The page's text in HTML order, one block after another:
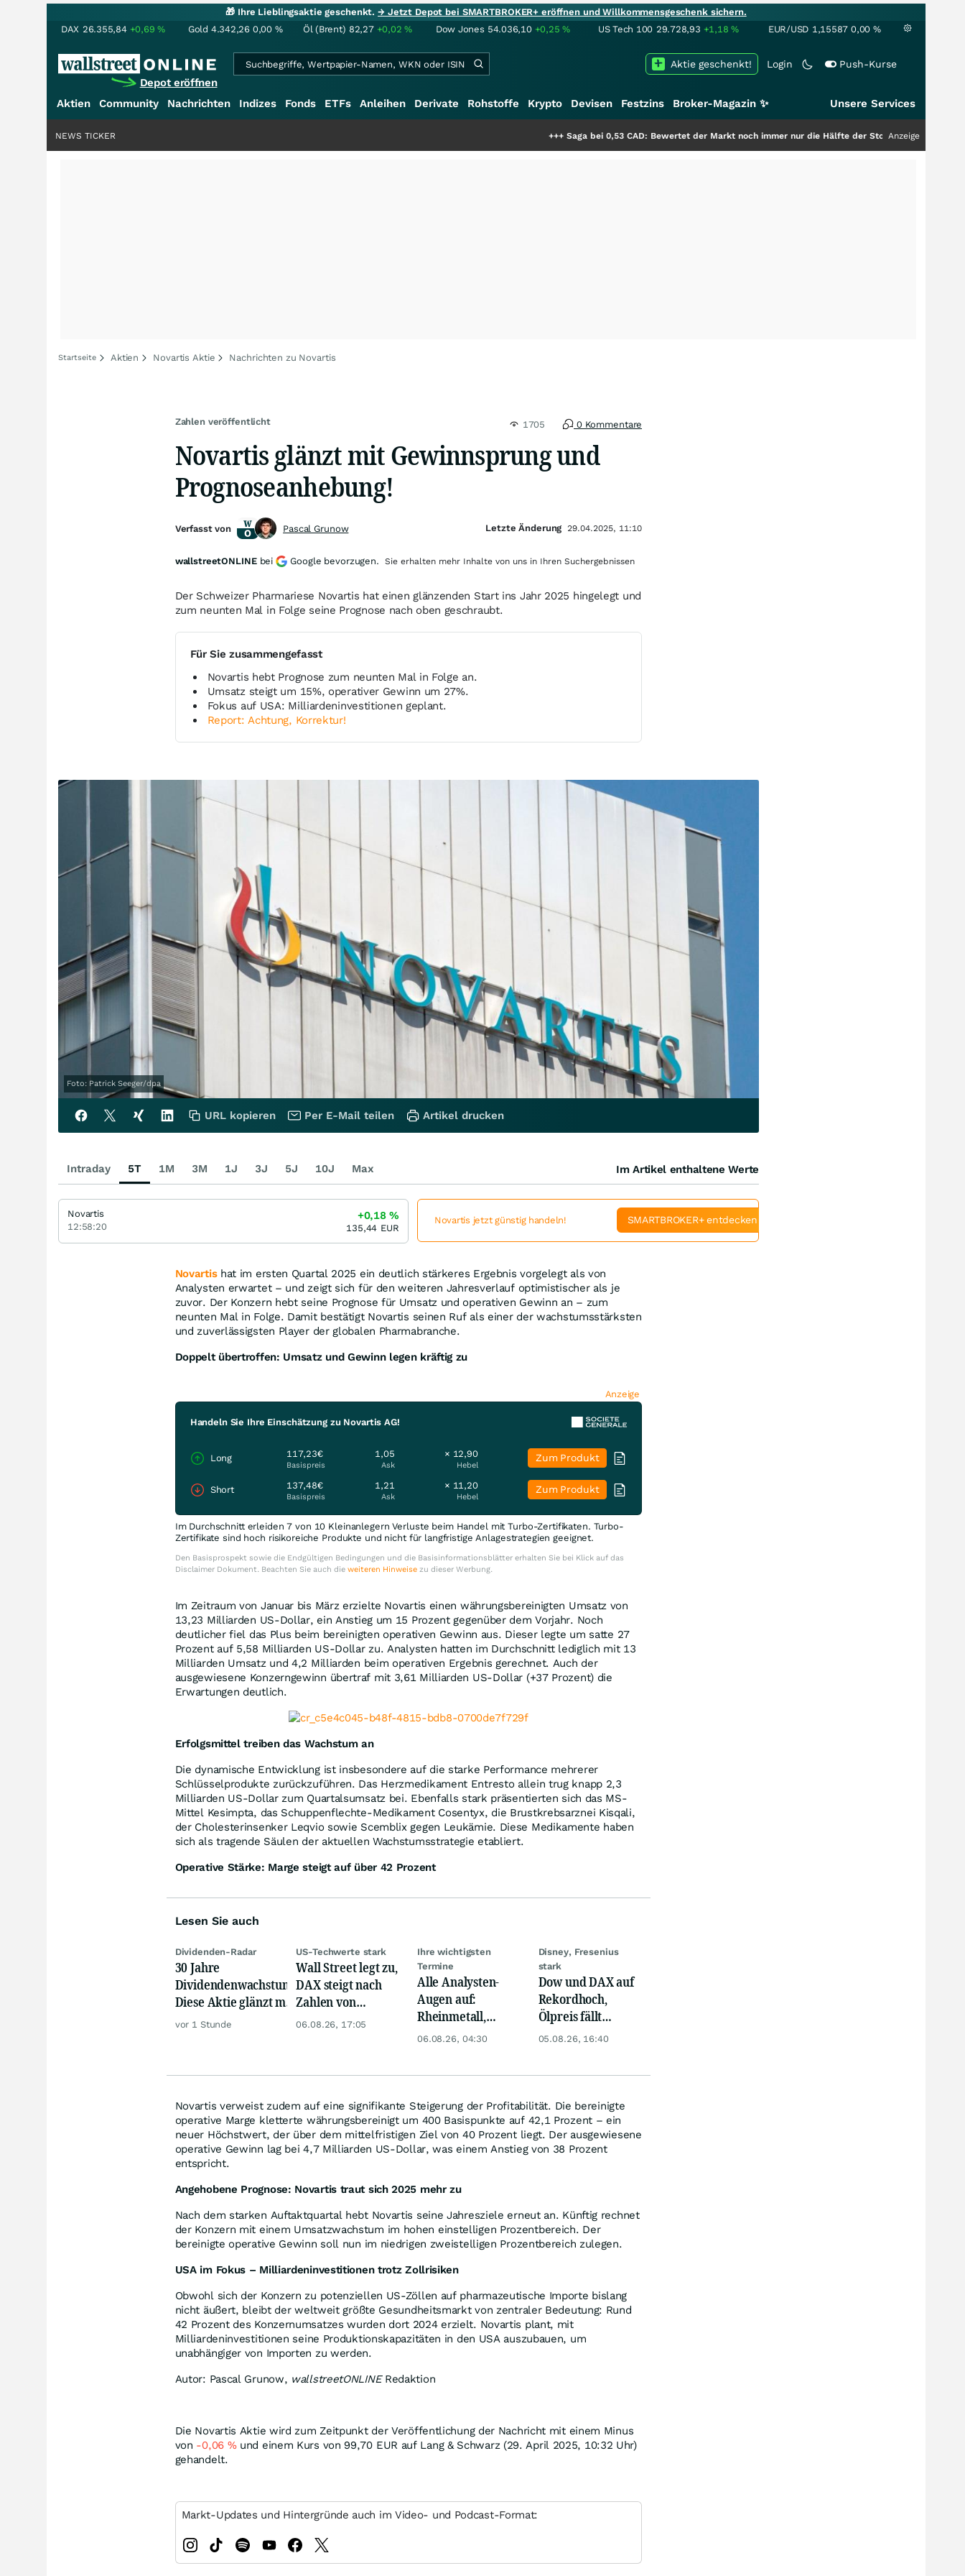
🎁 Ihre Lieblingsaktie geschenkt.→ Jetzt Depot bei SMARTBROKER+ eröffnen und Willkommensgeschenk sichern.
DAX 26.355,84 +0,69% Gold 4.342,26 0,00 % Öl (Brent) 82,27 +0,02% Dow Jones 54.036,10 +0,25% US Tech 100 29.728,93 +1,18% EUR/USD 1,15587 0,00 %
Depot eröffnen
Login Push-Kurse
Aktie geschenkt!
Aktien Community Nachrichten Indizes Fonds ETFs Anleihen Derivate Rohstoffe Krypto Devisen Festzins Broker-Magazin ✨ Unsere Services
Saga bei 0,53 CAD: Bewertet der Markt noch immer nur die Hälfte der Story?+++ Anzeige
NEWS TICKER
Startseite Aktien Novartis Aktie Nachrichten zu Novartis
Zahlen veröffentlicht 1705 0 Kommentare
Novartis glänzt mit Gewinnsprung und
Prognoseanhebung!
Der Schweizer Pharmariese Novartis hat einen glänzenden Start ins Jahr 2025 hingelegt und
zum neunten Mal in Folge seine Prognose nach oben geschraubt.
Für Sie zusammengefasst
Novartis hebt Prognose zum neunten Mal in Folge an.
Umsatz steigt um 15%, operativer Gewinn um 27%.
Fokus auf USA: Milliardeninvestitionen geplant.
Report: Achtung, Korrektur!
Foto: Patrick Seeger/dpa
Novartishat im ersten Quartal 2025 ein deutlich stärkeres Ergebnis vorgelegt als von
Analysten erwartet – und zeigt sich für den weiteren Jahresverlauf optimistischer als je
zuvor. Der Konzern hebt seine Prognose für Umsatz und operativen Gewinn an – zum
neunten Mal in Folge. Damit bestätigt Novartis seinen Ruf als einer der wachstumsstärksten
und zuverlässigsten Player der globalen Pharmabranche.
Doppelt übertroffen: Umsatz und Gewinn legen kräftig zu
Anzeige
Handeln Sie Ihre Einschätzung zu Novartis AG!
Long 117,23€
Basispreis
1,05
Ask
× 12,90
Hebel
Zum Produkt
Short 137,48€
Basispreis
1,21
Ask
× 11,20
Hebel
Zum Produkt
Im Durchschnitt erleiden 7 von 10 Kleinanlegern Verluste beim Handel mit Turbo-Zertifikaten. Turbo-
Zertifikate sind hoch risikoreiche Produkte und nicht für langfristige Anlagestrategien geeignet.
Den Basisprospekt sowie die Endgültigen Bedingungen und die Basisinformationsblätter erhalten Sie bei Klick auf das
Disclaimer Dokument. Beachten Sie auch die weiteren Hinweisezu dieser Werbung.
Im Zeitraum von Januar bis März erzielte Novartis einen währungsbereinigten Umsatz von
13,23 Milliarden US-Dollar, ein Anstieg um 15 Prozent gegenüber dem Vorjahr. Noch
deutlicher fiel das Plus beim bereinigten operativen Gewinn aus. Dieser legte um satte 27
Prozent auf 5,58 Milliarden US-Dollar zu. Analysten hatten im Durchschnitt lediglich mit 13
Milliarden Umsatz und 4,2 Milliarden beim operativen Ergebnis gerechnet. Auch der
ausgewiesene Konzerngewinn übertraf mit 3,61 Milliarden US-Dollar (+37 Prozent) die
Erwartungen deutlich.
Erfolgsmittel treiben das Wachstum an
Die dynamische Entwicklung ist insbesondere auf die starke Performance mehrerer
Schlüsselprodukte zurückzuführen. Das Herzmedikament Entresto allein trug knapp 2,3
Milliarden US-Dollar zum Quartalsumsatz bei. Ebenfalls stark präsentierten sich das MS-
Mittel Kesimpta, das Schuppenflechte-Medikament Cosentyx, die Brustkrebsarznei Kisqali,
der Cholesterinsenker Leqvio sowie Scemblix gegen Leukämie. Diese Medikamente haben
sich als tragende Säulen der aktuellen Wachstumsstrategie etabliert.
Operative Stärke: Marge steigt auf über 42 Prozent
Lesen Sie auch
Dividenden-Radar
30 Jahre
Dividendenwachstum:
Diese Aktie glänzt mit
Traum-Renditen
vor 1 Stunde
US-Techwerte stark
Wall Street legt zu,
DAX steigt nach
Zahlen von
Telekom, Henkel
06.08.26, 17:05
Ihre wichtigsten
Termine
Alle Analysten-
Augen auf:
Rheinmetall,
Deutsche Telekom,
06.08.26, 04:30
Disney, Fresenius
stark
Dow und DAX auf
Rekordhoch,
Ölpreis fällt
weiter, Gold legt
05.08.26, 16:40
Novartis verweist zudem auf eine signifikante Steigerung der Profitabilität. Die bereinigte
operative Marge kletterte währungsbereinigt um 400 Basispunkte auf 42,1 Prozent – ein
neuer Höchstwert, der über dem mittelfristigen Ziel von 40 Prozent liegt. Der ausgewiesene
operative Gewinn lag bei 4,7 Milliarden US-Dollar, was einem Anstieg von 38 Prozent
entspricht.
Angehobene Prognose: Novartis traut sich 2025 mehr zu
Nach dem starken Auftaktquartal hebt Novartis seine Jahresziele erneut an. Künftig rechnet
der Konzern mit einem Umsatzwachstum im hohen einstelligen Prozentbereich. Der
bereinigte operative Gewinn soll nun im niedrigen zweistelligen Prozentbereich zulegen.
USA im Fokus – Milliardeninvestitionen trotz Zollrisiken
Obwohl sich der Konzern zu potenziellen US-Zöllen auf pharmazeutische Importe bislang
nicht äußert, bleibt der weltweit größte Gesundheitsmarkt von zentraler Bedeutung: Rund
42 Prozent des Konzernumsatzes wurden dort 2024 erzielt. Novartis plant, mit
Milliardeninvestitionen seine Produktionskapazitäten in den USA auszubauen, um
unabhängiger von Importen zu werden.
Autor: Pascal Grunow, wallstreetONLINERedaktion
Die Novartis Aktie wird zum Zeitpunkt der Veröffentlichung der Nachricht mit einem Minus
von -0,06 %und einem Kurs von 99,70 EUR auf Lang & Schwarz (29. April 2025, 10:32 Uhr)
gehandelt.
Markt-Updates und Hintergründe auch im Video- und Podcast-Format:
Verfasst von Pascal Grunow Letzte Änderung 29.04.2025, 11:10
wallstreetONLINE bei Google bevorzugen. Sie erhalten mehr Inhalte von uns in Ihren Suchergebnissen
URL kopieren Per E-Mail teilen Artikel drucken
Intraday 5T 1M 3M 1J 3J 5J 10J Max Im Artikel enthaltene Werte
Novartis
12:58:20
+0,18%
135,44 EUR
Novartis jetzt günstig handeln! SMARTBROKER+ entdecken